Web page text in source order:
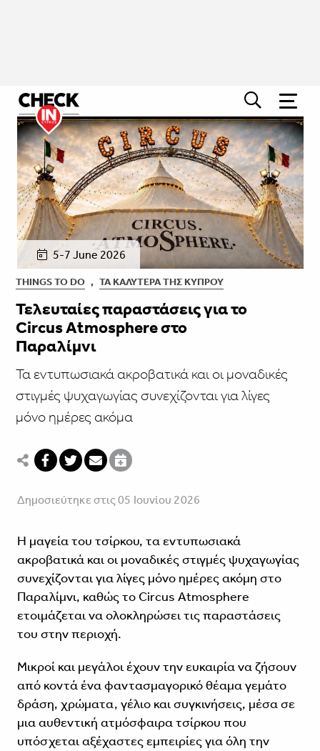
5-7 June 2026
THINGS TO DO , ΤΑ ΚΑΛΎΤΕΡΑ ΤΗΣ ΚΎΠΡΟΥ
Τελευταίες παραστάσεις για το
Circus Atmosphere στο
Παραλίμνι
Τα εντυπωσιακά ακροβατικά και οι μοναδικές
στιγμές ψυχαγωγίας συνεχίζονται για λίγες
μόνο ημέρες ακόμα
Δημοσιεύτηκε στις 05 Ιουνίου 2026
Η μαγεία του τσίρκου, τα εντυπωσιακά
ακροβατικά και οι μοναδικές στιγμές ψυχαγωγίας
συνεχίζονται για λίγες μόνο ημέρες ακόμη στο
Παραλίμνι, καθώς το Circus Atmosphere
ετοιμάζεται να ολοκληρώσει τις παραστάσεις
του στην περιοχή.
Μικροί και μεγάλοι έχουν την ευκαιρία να ζήσουν
από κοντά ένα φαντασμαγορικό θέαμα γεμάτο
δράση, χρώματα, γέλιο και συγκινήσεις, μέσα σε
μια αυθεντική ατμόσφαιρα τσίρκου που
υπόσχεται αξέχαστες εμπειρίες για όλη την